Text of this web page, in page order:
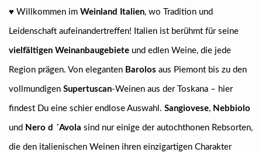
♥ Willkommen im Weinland Italien, wo Tradition und
Leidenschaft aufeinandertreffen! Italien ist berühmt für seine
vielfältigen Weinanbaugebiete und edlen Weine, die jede
Region prägen. Von eleganten Barolos aus Piemont bis zu den
vollmundigen Supertuscan-Weinen aus der Toskana – hier
findest Du eine schier endlose Auswahl. Sangiovese, Nebbiolo
und Nero d ´Avola sind nur einige der autochthonen Rebsorten,
die den italienischen Weinen ihren einzigartigen Charakter